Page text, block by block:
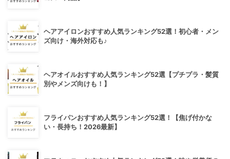
ヘアアイロンおすすめ人気ランキング52選！初心者・メン
ズ向け・海外対応も♪
ヘアオイルおすすめ人気ランキング52選【プチプラ・髪質
別やメンズ向けも！】
フライパンおすすめ人気ランキング52選！【焦げ付かな
い・長持ち！2026最新】